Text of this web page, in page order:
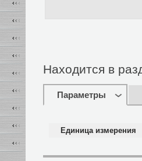
Находится в
Параметры
Единица измерения